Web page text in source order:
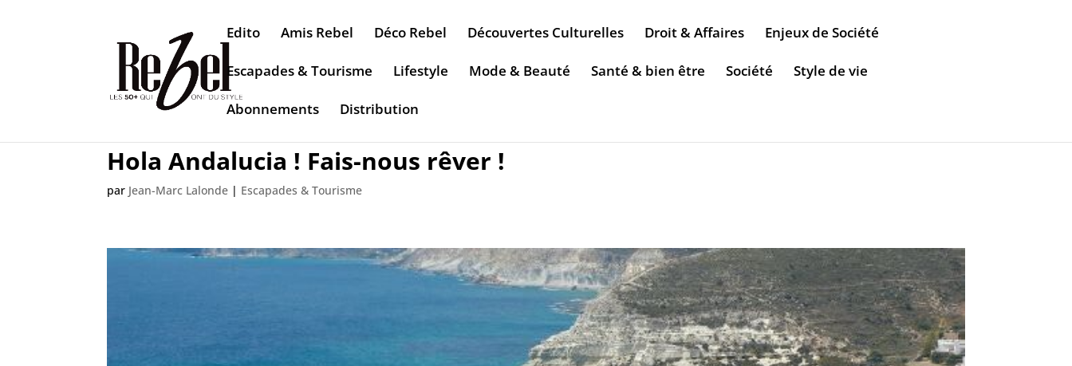
Edito Amis Rebel Déco Rebel Découvertes Culturelles Droit & Affaires Enjeux de Société
Escapades & Tourisme Lifestyle Mode & Beauté Santé & bien être Société Style de vie
Abonnements Distribution
Hola Andalucia ! Fais-nous rêver !
par Jean-Marc Lalonde | Escapades & Tourisme